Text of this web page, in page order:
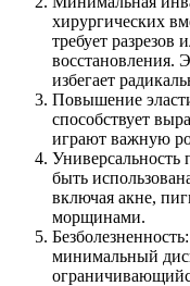
хирургических
требует разрезов
восстановления.
избегает
Повышение
способствует
играют важную
быть
включая акне,
морщинами.
минимальный